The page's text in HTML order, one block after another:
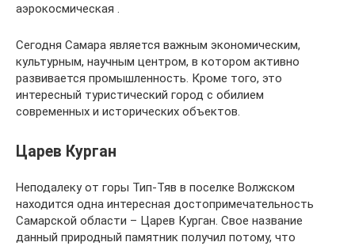
аэрокосмическая .
Сегодня Самара является важным экономическим,
культурным, научным центром, в котором активно
развивается промышленность. Кроме того, это
интересный туристический город с обилием
современных и исторических объектов.
Царев Курган
Неподалеку от горы Тип-Тяв в поселке Волжском
находится одна интересная достопримечательность
Самарской области – Царев Курган. Свое название
данный природный памятник получил потому, что